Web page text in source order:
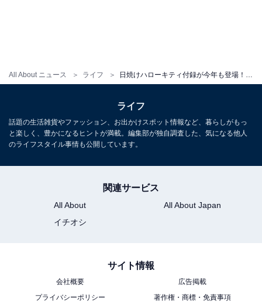
All About ニュース ライフ
sweet（スウィート）2026年8月号
※掲載されている情報は記事公開時のものです。あらか
また、記事中の商品を購入すると、売上の一部がオール
こちらもおすすめ
ライフ
話題の生活雑貨やファッション、お出かけスポット情報など、暮らしがもっ
と楽しく、豊かになるヒントが満載。編集部が独自調査した、気になる他人
のライフスタイル事情も公開しています。
関連サービス
All About
All About Japan
イチオシ
サイト情報
会社概要
広告掲載
プライバシーポリシー
著作権・商標・免責事項